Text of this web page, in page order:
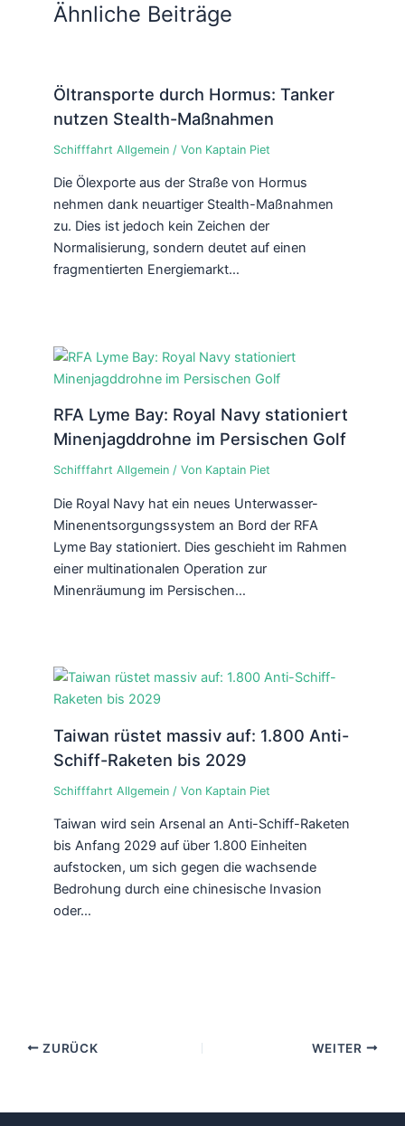
Ähnliche Beiträge
Öltransporte durch Hormus: Tanker
nutzen Stealth-Maßnahmen
Schifffahrt Allgemein/ Von Kaptain Piet
Die Ölexporte aus der Straße von Hormus
nehmen dank neuartiger Stealth-Maßnahmen
zu. Dies ist jedoch kein Zeichen der
Normalisierung, sondern deutet auf einen
fragmentierten Energiemarkt…
RFA Lyme Bay: Royal Navy stationiert
Minenjagddrohne im Persischen Golf
Schifffahrt Allgemein/ Von Kaptain Piet
Die Royal Navy hat ein neues Unterwasser-
Minenentsorgungssystem an Bord der RFA
Lyme Bay stationiert. Dies geschieht im Rahmen
einer multinationalen Operation zur
Minenräumung im Persischen…
Taiwan rüstet massiv auf: 1.800 Anti-
Schiff-Raketen bis 2029
Schifffahrt Allgemein/ Von Kaptain Piet
Taiwan wird sein Arsenal an Anti-Schiff-Raketen
bis Anfang 2029 auf über 1.800 Einheiten
aufstocken, um sich gegen die wachsende
Bedrohung durch eine chinesische Invasion
oder…
ZURÜCK WEITER